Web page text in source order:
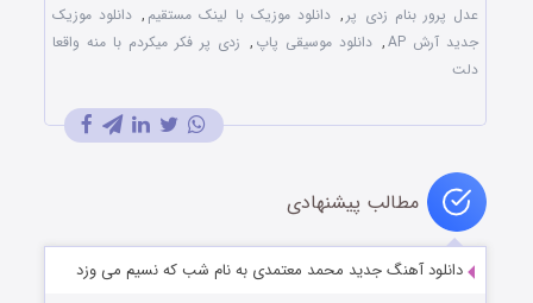
عدل پرور بنام زدی پر , دانلود موزیک با لینک مستقیم , دانلود موزیک
جدید آرش AP
, دانلود موسیقی پاپ , زدی پر فکر میکردم با منه واقعا
دلت
مطالب پیشنهادی
دانلود آهنگ جدید محمد معتمدی به نام شب که نسیم می وزد